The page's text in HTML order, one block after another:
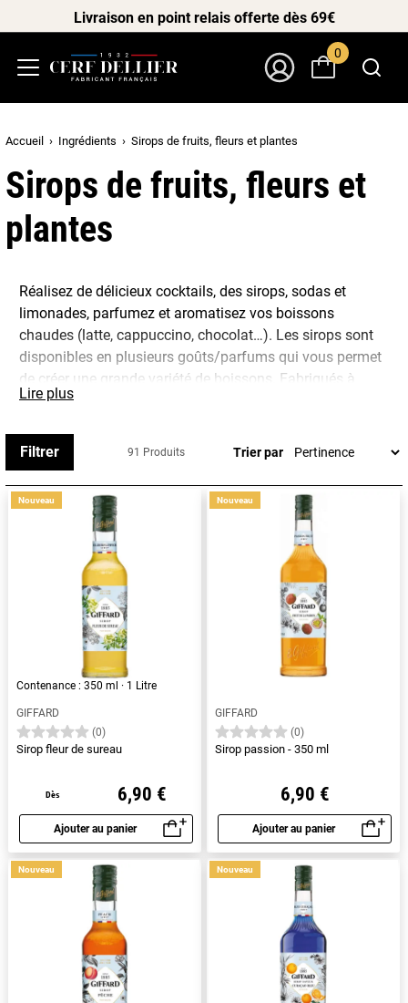
Livraison en point relais offerte dès 69€
0
Accueil Ingrédients Sirops de fruits, fleurs et plantes
Sirops de fruits, fleurs et
plantes
Réalisez de délicieux cocktails, des sirops, sodas et
limonades, parfumez et aromatisez vos boissons
chaudes (latte, cappuccino, chocolat…). Les sirops sont
disponibles en plusieurs goûts/parfums qui vous permet
de créer une grande variété de boissons. Fabriqués à
partir d’arômes naturels, vous donnerez à vos boissons
utiliser dans vos préparations sucrées ou salées afin d’y
ajouter une touche de saveurs à vos différents plats,
desserts ou sauces.
Les sirops sont conditionnés dans une bouteille en verre
de qualité professionnelle, ce qui les rend faciles à
manipuler dans un environnement de bar ou de cuisine.
Les bouteilles sont munies d'un bec verseur pratique pour
un dosage précis. Son design élancé et son aspect
élégant permet un stockage plus facile sur les étagères.
Lire plus
91 Produits
Filtrer Trier par
Contenance : 350 ml · 1 Litre
GIFFARD
(0)
Sirop fleur de sureau
Dès 6,90 €
Ajouter au panier
Aperçu rapide
Nouveau
GIFFARD
(0)
Sirop passion - 350 ml
6,90 €
Ajouter au panier
Aperçu rapide
Nouveau
Nouveau Nouveau